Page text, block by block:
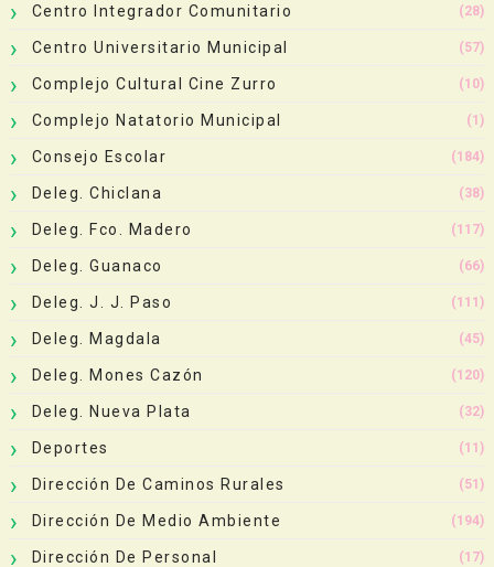
Centro Integrador Comunitario (28)
Centro Universitario Municipal (57)
Complejo Cultural Cine Zurro (10)
Complejo Natatorio Municipal (1)
Consejo Escolar (184)
Deleg. Chiclana (38)
Deleg. Fco. Madero (117)
Deleg. Guanaco (66)
Deleg. J. J. Paso (111)
Deleg. Magdala (45)
Deleg. Mones Cazón (120)
Deleg. Nueva Plata (32)
Deportes (11)
Dirección De Caminos Rurales (51)
Dirección De Medio Ambiente (194)
Dirección De Personal (17)